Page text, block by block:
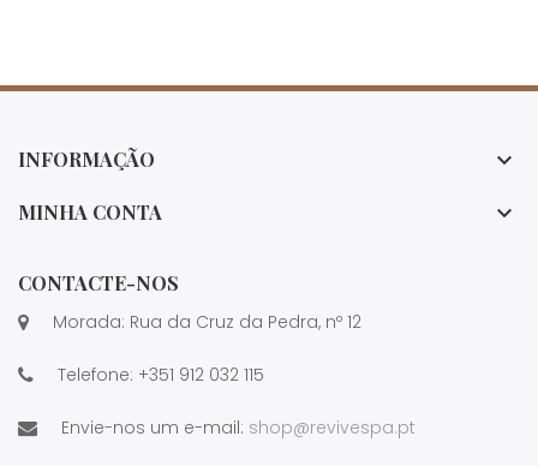
INFORMAÇÃO 
MINHA CONTA 
CONTACTE-NOS
Morada: Rua da Cruz da Pedra, nº 12
Telefone: +351 912 032 115
Envie-nos um e-mail: shop@revivespa.pt